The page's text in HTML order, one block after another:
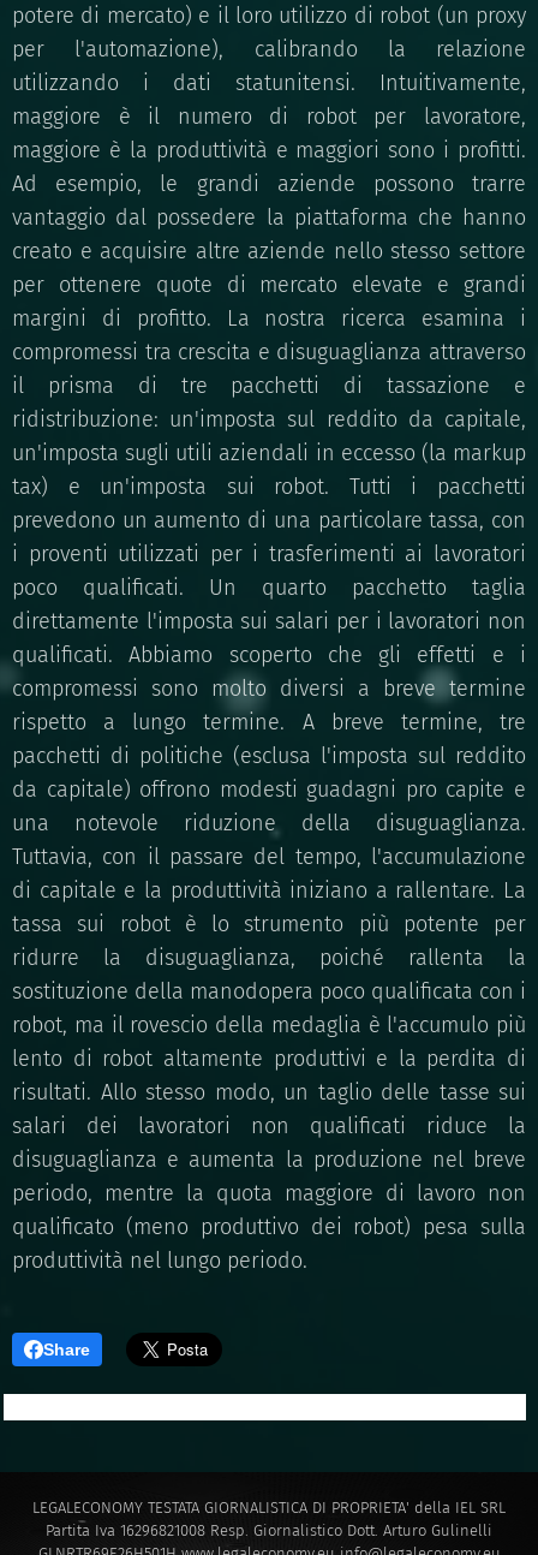
potere di mercato) e il loro utilizzo di robot (un proxy
per l'automazione), calibrando la relazione
utilizzando i dati statunitensi. Intuitivamente,
maggiore è il numero di robot per lavoratore,
maggiore è la produttività e maggiori sono i profitti.
Ad esempio, le grandi aziende possono trarre
vantaggio dal possedere la piattaforma che hanno
creato e acquisire altre aziende nello stesso settore
per ottenere quote di mercato elevate e grandi
margini di profitto. La nostra ricerca esamina i
compromessi tra crescita e disuguaglianza attraverso
il prisma di tre pacchetti di tassazione e
ridistribuzione: un'imposta sul reddito da capitale,
un'imposta sugli utili aziendali in eccesso (la markup
tax) e un'imposta sui robot. Tutti i pacchetti
prevedono un aumento di una particolare tassa, con
i proventi utilizzati per i trasferimenti ai lavoratori
poco qualificati. Un quarto pacchetto taglia
direttamente l'imposta sui salari per i lavoratori non
qualificati. Abbiamo scoperto che gli effetti e i
compromessi sono molto diversi a breve termine
rispetto a lungo termine. A breve termine, tre
pacchetti di politiche (esclusa l'imposta sul reddito
da capitale) offrono modesti guadagni pro capite e
una notevole riduzione della disuguaglianza.
Tuttavia, con il passare del tempo, l'accumulazione
di capitale e la produttività iniziano a rallentare. La
tassa sui robot è lo strumento più potente per
ridurre la disuguaglianza, poiché rallenta la
sostituzione della manodopera poco qualificata con i
robot, ma il rovescio della medaglia è l'accumulo più
lento di robot altamente produttivi e la perdita di
risultati. Allo stesso modo, un taglio delle tasse sui
salari dei lavoratori non qualificati riduce la
disuguaglianza e aumenta la produzione nel breve
periodo, mentre la quota maggiore di lavoro non
qualificato (meno produttivo dei robot) pesa sulla
produttività nel lungo periodo.
Share
LEGALECONOMY TESTATA GIORNALISTICA DI PROPRIETA' della IEL SRL
Partita Iva 16296821008 Resp. Giornalistico Dott. Arturo Gulinelli